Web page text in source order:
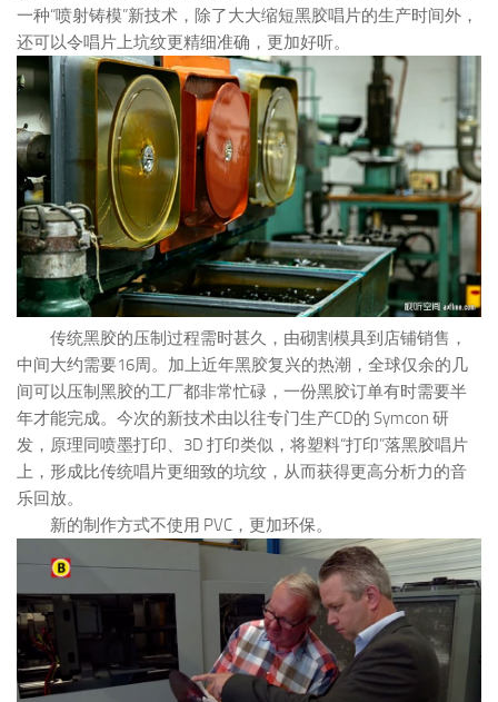
一种“喷射铸模”新技术，除了大大缩短黑胶唱片的生产时间外，
还可以令唱片上坑纹更精细准确，更加好听。
传统黑胶的压制过程需时甚久，由砌割模具到店铺销售，
中间大约需要16周。加上近年黑胶复兴的热潮，全球仅余的几
间可以压制黑胶的工厂都非常忙碌，一份黑胶订单有时需要半
年才能完成。今次的新技术由以往专门生产CD的 Symcon 研
发，原理同喷墨打印、3D 打印类似，将塑料“打印”落黑胶唱片
上，形成比传统唱片更细致的坑纹，从而获得更高分析力的音
乐回放。
新的制作方式不使用 PVC，更加环保。